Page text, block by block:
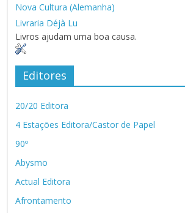
Nova Cultura (Alemanha)
Livraria Déjà Lu
Livros ajudam uma boa causa.
Editores
20/20 Editora
4 Estações Editora/Castor de Papel
90º
Abysmo
Actual Editora
Afrontamento